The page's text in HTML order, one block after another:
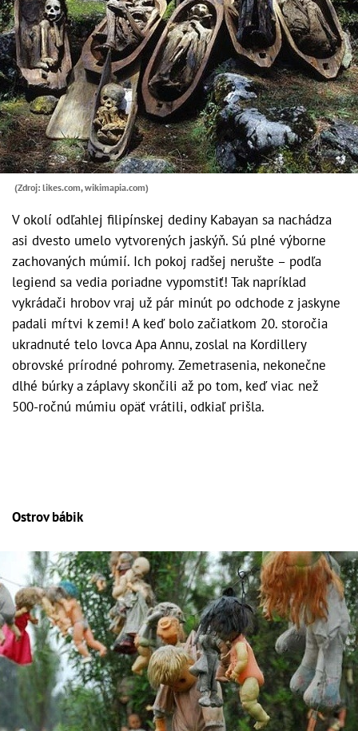
(Zdroj: likes.com, wikimapia.com)
V okolí odľahlej filipínskej dediny Kabayan sa nachádza
asi dvesto umelo vytvorených jaskýň. Sú plné výborne
zachovaných múmií. Ich pokoj radšej nerušte – podľa
legiend sa vedia poriadne vypomstiť! Tak napríklad
vykrádači hrobov vraj už pár minút po odchode z jaskyne
padali mŕtvi k zemi! A keď bolo začiatkom 20. storočia
ukradnuté telo lovca Apa Annu, zoslal na Kordillery
obrovské prírodné pohromy. Zemetrasenia, nekonečne
dlhé búrky a záplavy skončili až po tom, keď viac než
500-ročnú múmiu opäť vrátili, odkiaľ prišla.
Ostrov bábik